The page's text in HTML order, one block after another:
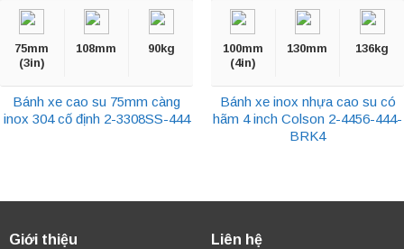
75mm
(3in)
108mm 90kg
Bánh xe cao su 75mm càng
inox 304 cố định 2-3308SS-444
100mm
(4in)
130mm 136kg
Bánh xe inox nhựa cao su có
hãm 4 inch Colson 2-4456-444-
BRK4
Giới thiệu Liên hệ